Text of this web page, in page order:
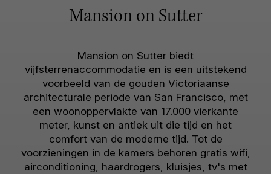
Mansion on Sutter
Mansion on Sutter biedt
vijfsterrenaccommodatie en is een uitstekend
voorbeeld van de gouden Victoriaanse
architecturale periode van San Francisco, met
een woonoppervlakte van 17.000 vierkante
meter, kunst en antiek uit die tijd en het
comfort van de moderne tijd. Tot de
voorzieningen in de kamers behoren gratis wifi,
airconditioning, haardrogers, kluisjes, tv's met